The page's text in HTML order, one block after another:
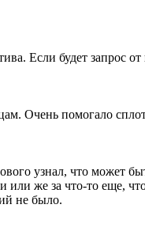
Если будет запрос
Очень помогало
узнал, что может
же за что-то еще,
не было.